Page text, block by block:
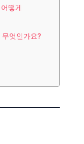
떻게
엇인가요?